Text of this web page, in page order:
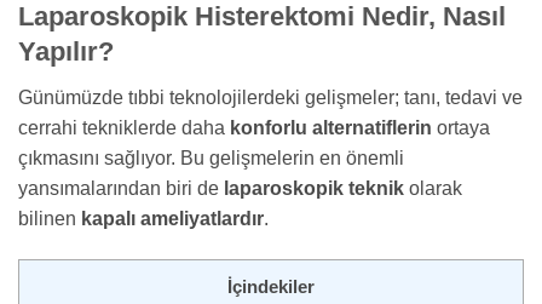
Laparoskopik Histerektomi Nedir, Nasıl
Yapılır?
Günümüzde tıbbi teknolojilerdeki gelişmeler; tanı, tedavi ve
cerrahi tekniklerde daha konforlu alternatiflerin ortaya
çıkmasını sağlıyor. Bu gelişmelerin en önemli
yansımalarından biri de laparoskopik teknik olarak
bilinen kapalı ameliyatlardır.
İçindekiler